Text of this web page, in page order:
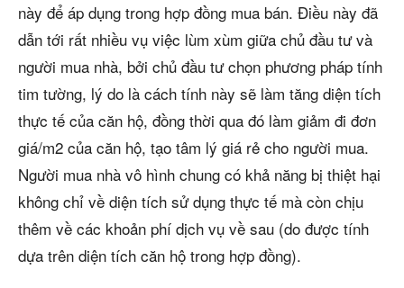
này để áp dụng trong hợp đồng mua bán. Điều này đã
dẫn tới rất nhiều vụ việc lùm xùm giữa chủ đầu tư và
người mua nhà, bởi chủ đầu tư chọn phương pháp tính
tim tường, lý do là cách tính này sẽ làm tăng diện tích
thực tế của căn hộ, đồng thời qua đó làm giảm đi đơn
giá/m2 của căn hộ, tạo tâm lý giá rẻ cho người mua.
Người mua nhà vô hình chung có khả năng bị thiệt hại
không chỉ về diện tích sử dụng thực tế mà còn chịu
thêm về các khoản phí dịch vụ về sau (do được tính
dựa trên diện tích căn hộ trong hợp đồng).